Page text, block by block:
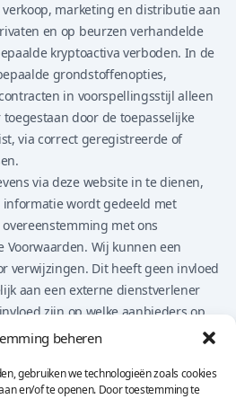
beheren
gebruiken we technologieën zoals cookies
en/of te openen. Door toestemming te
verkoop, marketing en distributie aan
en op beurzen verhandelde
kryptoactiva verboden. In de
grondstoffenopties,
in voorspellingsstijl alleen
door de toepasselijke
via correct geregistreerde of
via deze website in te dienen,
wordt gedeeld met
met ons
Voorwaarden. Wij kunnen een
verwijzingen. Dit heeft geen invloed
aan een externe dienstverlener
zijn op welke aanbieders op
advies, fiscaal advies of een